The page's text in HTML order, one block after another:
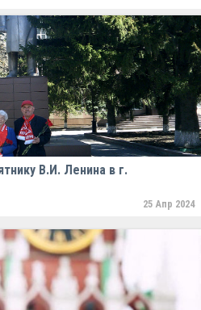
В.И. Ленина в г.
25 Апр 2024